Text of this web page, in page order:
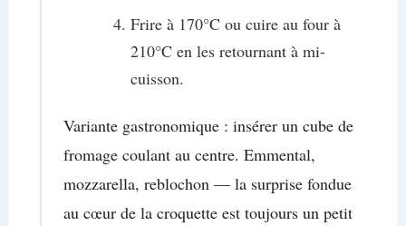
Frire à 170°C ou cuire au four à
210°C en les retournant à mi-
cuisson.
Variante gastronomique : insérer un cube de
fromage coulant au centre. Emmental,
mozzarella, reblochon — la surprise fondue
au cœur de la croquette est toujours un petit